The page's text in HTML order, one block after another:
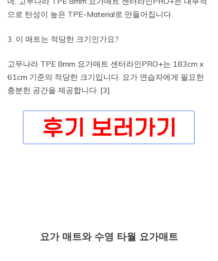
으로 탄성이 높은 TPE-Material로 만들어집니다.
3. 이 매트는 적당한 크기인가요?
고무나라 TPE 8mm 요가매트 센터라인PRO+는 183cm x
61cm 기준의 적당한 크기입니다. 요가 연습자에게 필요한
충분한 공간을 제공합니다. [3]
요가 매트와 수영 타월 요가매트